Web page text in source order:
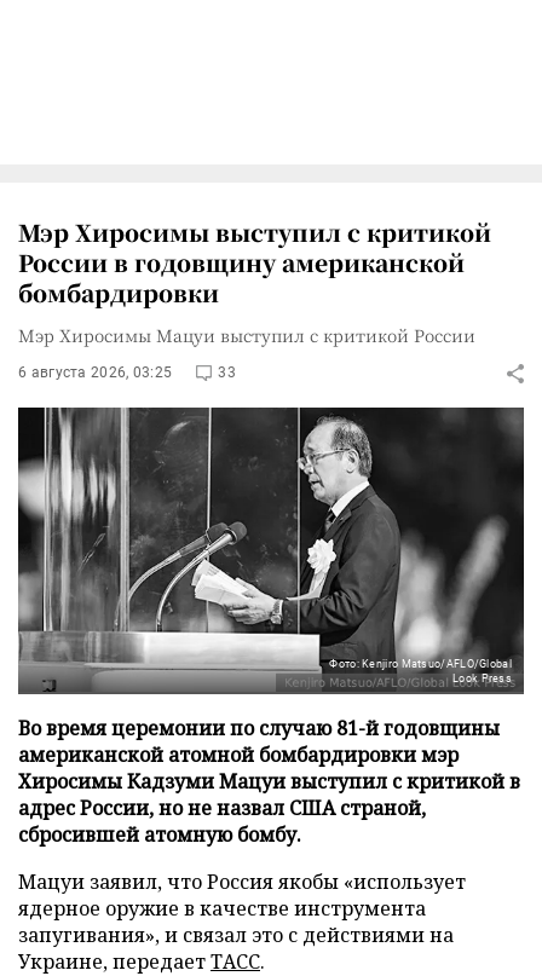
Мэр Хиросимы выступил с критикой
России в годовщину американской
бомбардировки
Мэр Хиросимы Мацуи выступил с критикой России
6 августа 2026, 03:25 33
Фото: Kenjiro Matsuo/AFLO/Global
Look Press
Во время церемонии по случаю 81-й годовщины
американской атомной бомбардировки мэр
Хиросимы Кадзуми Мацуи выступил с критикой в
адрес России, но не назвал США страной,
сбросившей атомную бомбу.
Мацуи заявил, что Россия якобы «использует
ядерное оружие в качестве инструмента
запугивания», и связал это с действиями на
Украине, передаетТАСС.